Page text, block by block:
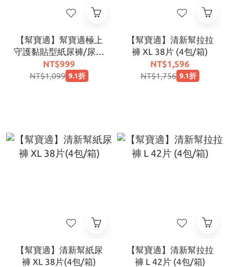
【幫寶適】幫寶適極上
守護黏貼型紙尿褲/尿布
新生兒禮盒(NB32片
x1+S56片x2)
NT$999
NT$1,099 9.1折
【幫寶適】清新幫拉拉
褲 XL 38片 (4包/箱)
NT$1,596
NT$1,756 9.1折
【幫寶適】清新幫紙尿
褲 XL 38片(4包/箱)
【幫寶適】清新幫拉拉
褲 L 42片 (4包/箱)